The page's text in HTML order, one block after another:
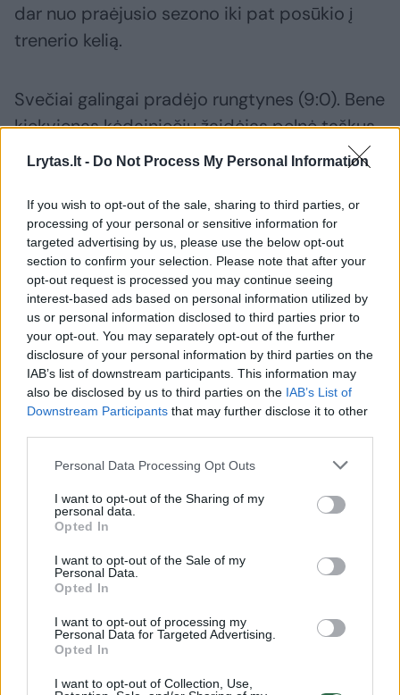
Lrytas.lt - Do Not Process My Personal Information
If you wish to opt-out of the sale, sharing to third parties, or
processing of your personal or sensitive information for
targeted advertising by us, please use the below opt-out
section to confirm your selection. Please note that after your
opt-out request is processed you may continue seeing
interest-based ads based on personal information utilized by
us or personal information disclosed to third parties prior to
your opt-out. You may separately opt-out of the further
disclosure of your personal information by third parties on the
IAB’s list of downstream participants. This information may
also be disclosed by us to third parties on the IAB’s List of
Downstream Participants that may further disclose it to other
Personal Data Processing Opt Outs
I want to opt-out of the Sharing of my
personal data.
Opted In
I want to opt-out of the Sale of my
Personal Data.
Opted In
I want to opt-out of processing my
Personal Data for Targeted Advertising.
Opted In
I want to opt-out of Collection, Use,
dar nuo praėjusio sezono iki pat posūkio į
trenerio kelią.
Svečiai galingai pradėjo rungtynes (9:0). Bene
kiekvienas kėdainiečių žaidėjas pelnė taškus,
o toks solidus visų indėlis jau po pirmojo
saugų atstumą – 32:15.
Skirtumas nenustojo augti ir antrajame
kėlinyje, kuomet po Tony Perkinso epizodų
puolime komandas jau skyrė daugiau nei 20
taškų – 40:18. Nors jonaviečiai stabilizavo
padėtį, tai niekieno neguodė, kadangi po
pirmosios dalies Kėdainių krepšininkai toliau
Susiję straipsniai